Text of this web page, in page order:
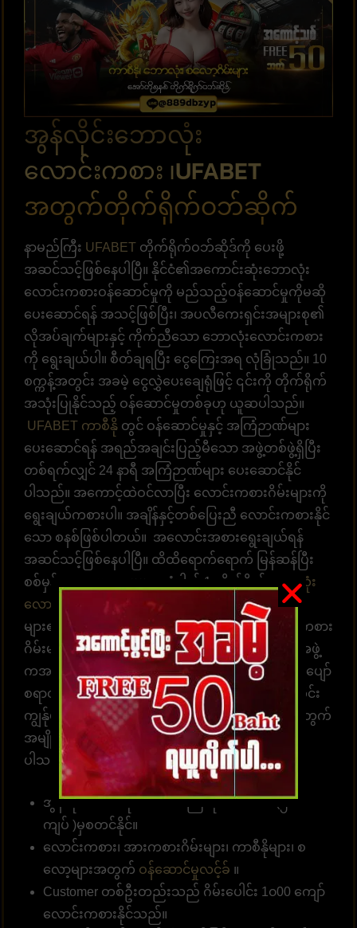
အွန်လိုင်းဘောလုံး
လောင်းကစား ၊UFABET
အတွက်တိုက်ရိုက်ဝဘ်ဆိုက်
နာမည်ကြီး UFABET တိုက်ရိုက်ဝဘ်ဆိုဒ်ကို ပေးဖို့
အဆင်သင့်ဖြစ်နေပါပြီ။ နိုင်ငံ၏အကောင်းဆုံးဘောလုံး
လောင်းကစားဝန်ဆောင်မှုကို မည်သည့်ဝန်ဆောင်မှုကိုမဆို
ပေးဆောင်ရန် အသင့်ဖြစ်ပြီး၊ အပလီကေးရှင်းအများစု၏
လိုအပ်ချက်များနှင့် ကိုက်ညီသော ဘောလုံးလောင်းကစား
ကို ရွေးချယ်ပါ။ စီတ်ချရပြီး ငွေကြေးအရ လုံခြုံသည်။ 10
စက္ကန့်အတွင်း အခမဲ့ ငွေလွှဲပေးချေရုံဖြင့် ၎င်းကို တိုက်ရိုက်
အသုံးပြုနိုင်သည့် ဝန်ဆောင်မှုတစ်ခုဟု ယူဆပါသည်။
UFABET ကာစီနို တွင် ဝန်ဆောင်မှုနှင့် အကြံဉာဏ်များ
ပေးဆောင်ရန် အရည်အချင်းပြည့်မီသော အဖွဲ့တစ်ဖွဲ့ရှိပြီး
တစ်ရက်လျှင် 24 နာရီ အကြံဉာဏ်များ ပေးဆောင်နိုင်
ပါသည်။ အကောင့်ထဲဝင်လာပြီး လောင်းကစားဂိမ်းများကို
ရွေးချယ်ကစားပါ။ အချိန်နှင့်တစ်ပြေးညီ လောင်းကစားနိုင်
သော စနစ်ဖြစ်ပါတယ်။ အလောင်းအစားရွေးချယ်ရန်
အဆင်သင့်ဖြစ်နေပါပြီ။ ထိထိရောက်ရောက် မြန်ဆန်ပြီး
စစ်မှန်သော ပေးချေမှုများ၊ နံပါတ် 1 တိုက်ရိုက်
ဘောလုံး
လောင်းကစားဝက်ဘ်ဆိုက်
UFABET သည် လူအ
များ၏နှလုံးသားကို အနိုင်ယူသည်။ အွန်လိုင်းလောင်းကစား
ဂိမ်းများကို အချိန်မရွေးကစားရန် ဝန်ဆောင်မှုပေးတဲ့အဖွဲ့
ကအမြဲ စောင့်ဆိုင်းနေပါတယ်။ အွန်လောင်းကစားဂိမ်းပျော်
စရာတွင်ပါဝင်ဆင်နွဲပါ။ကျွန်ုပ်တို့သည် အောက်ပါအတိုင်း
ကျွန်ုပ်တို့၏ဝဘ်ဆိုဒ်မှာ ကစားရန် ဆုံးဖြတ်ရန် သင့်အတွက်
အမျိုးမျိုးသော အကျိုးကျေးဇူးများကို စုစည်းထား
ပါသည်။
အွန်လိုင်းဘောလုံးလောင်းကြေကိုး 10 ဘတ် (၅၀၀
ကျပ် )မှစတင်နိုင်။
လောင်းကစား၊ အားကစားဂိမ်းများ၊ ကာစီနိုများ၊ စ
လော့များအတွက် ဝန်ဆောင်မှုလင့်ခ် ။
Customer တစ်ဦးတည်းသည် ဂိမ်းပေါင်း 1၀00 ကျော်
လောင်းကစားနိုင်သည်။